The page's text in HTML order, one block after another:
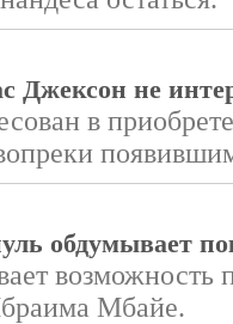
Джексон не
в
обдумывает
возможность
Мбайе.